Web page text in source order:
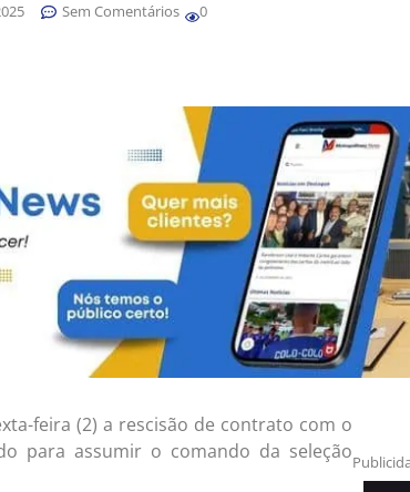
Sem Comentários 0
feira (2) a rescisão de contrato com o
para assumir o comando da seleção